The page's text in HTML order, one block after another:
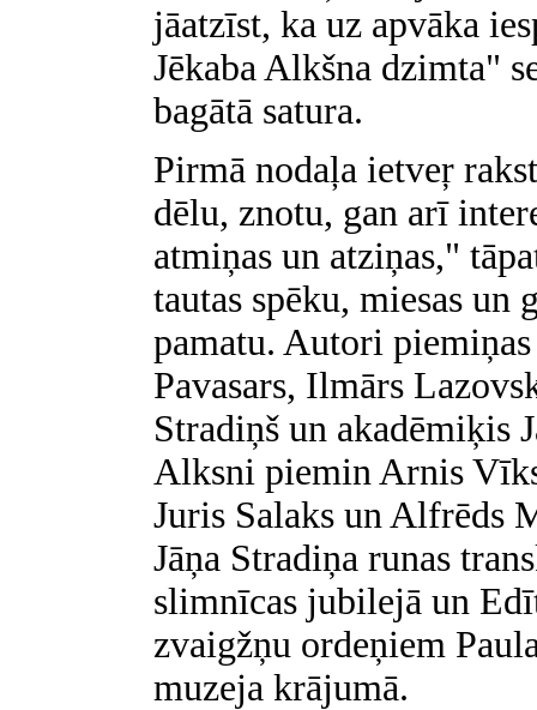
jāatzīst, ka uz apvāka
Jēkaba Alkšna dzimta"
bagātā satura.
Pirmā nodaļa ietveŗ
dēlu, znotu, gan arī
atmiņas un atziņas,"
tautas spēku, miesas un
pamatu. Autori
Pavasars, Ilmārs
Stradiņš un akadēmiķis
Alksni piemin Arnis
Juris Salaks un Alfrēds
Jāņa Stradiņa runas
slimnīcas jubilejā un
zvaigžņu ordeņiem
muzeja krājumā.